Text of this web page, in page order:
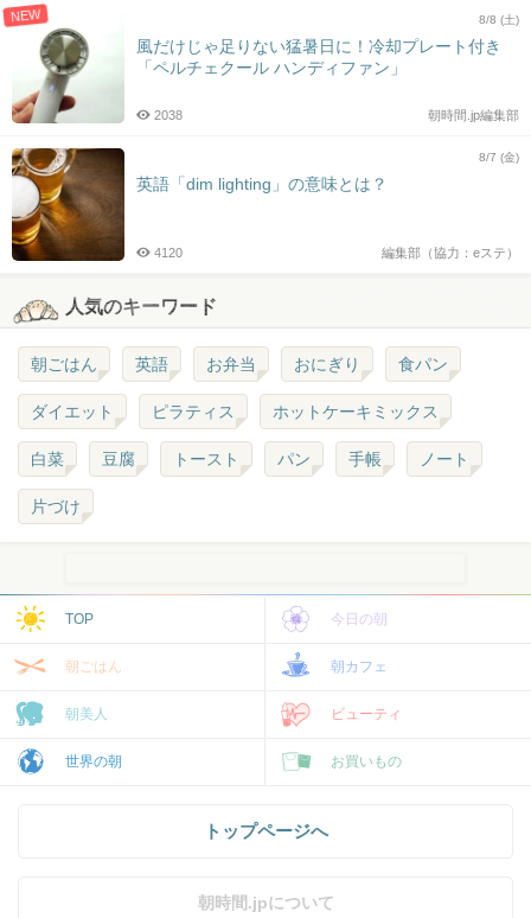
NEW 8/8 (土)
風だけじゃ足りない猛暑日に！冷却プレート付き
「ペルチェクール ハンディファン」
朝時間.jp編集部
2038
8/7 (金)
英語「dim lighting」の意味とは？
編集部（協力：eステ）
4120
人気のキーワード
朝ごはん 英語 お弁当 おにぎり 食パン
ダイエット ピラティス ホットケーキミックス
白菜 豆腐 トースト パン 手帳 ノート
片づけ
TOP 今日の朝
朝ごはん 朝カフェ
朝美人 ビューティ
世界の朝 お買いもの
トップページへ
朝時間.jpについて